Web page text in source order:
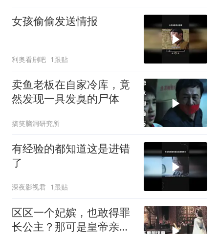
女孩偷偷发送情报
利奥看剧吧 1跟贴
卖鱼老板在自家冷库，竟
然发现一具发臭的尸体
搞笑脑洞研究所
有经验的都知道这是进错
了
深夜影视君 1跟贴
区区一个妃嫔，也敢得罪
长公主？那可是皇帝亲